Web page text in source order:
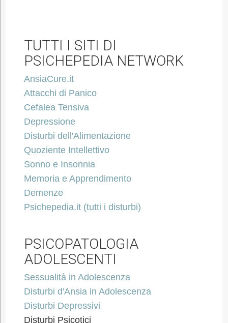
TUTTI I SITI DI
PSICHEPEDIA NETWORK
AnsiaCure.it
Attacchi di Panico
Cefalea Tensiva
Depressione
Disturbi dell'Alimentazione
Quoziente Intellettivo
Sonno e Insonnia
Memoria e Apprendimento
Demenze
Psichepedia.it (tutti i disturbi)
PSICOPATOLOGIA
ADOLESCENTI
Sessualità in Adolescenza
Disturbi d'Ansia in Adolescenza
Disturbi Depressivi
Disturbi Psicotici